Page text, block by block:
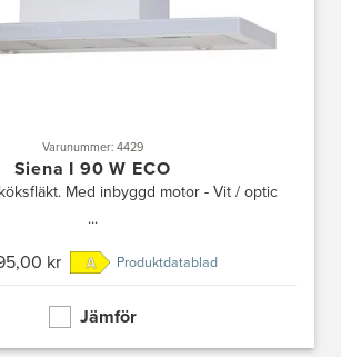
Varunummer: 4429
Siena I 90 W ECO
Med inbyggd motor - Vit / optic
...
kr Produktdatablad
Jämför